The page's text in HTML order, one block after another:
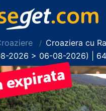
Croaziera cu
2026 > 06-08-2026) |